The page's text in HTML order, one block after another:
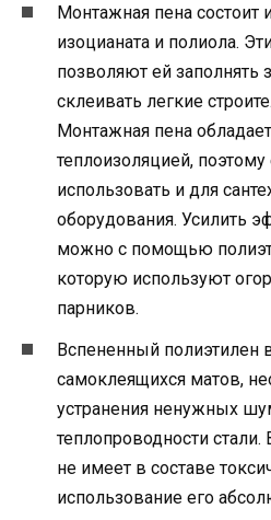
Монтажная пена состоит
изоцианата и полиола.
позволяют ей заполнять
склеивать легкие
Монтажная пена
теплоизоляцией,
использовать и для
оборудования. Усилить
можно с помощью
которую используют
парников.
Вспененный полиэтилен
самоклеящихся матов,
устранения ненужных
теплопроводности
не имеет в составе
использование его